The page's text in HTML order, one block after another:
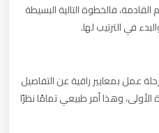
فالخطوة التالية البسيطة
في الترتيب لها.
عمل بمعايير راقية عن التفاصيل
وهذا أمر طبيعي تمامًا نظرًا